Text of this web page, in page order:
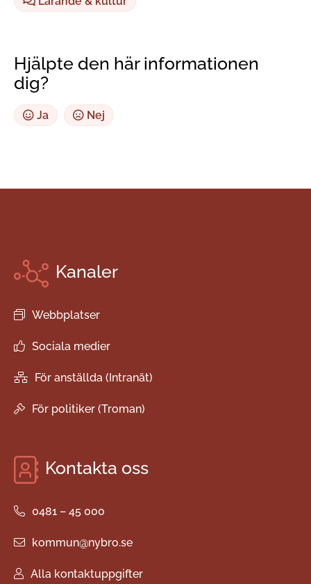
Hjälpte den här informationen
dig?
Ja Nej
Kanaler
Webbplatser
Sociala medier
För anställda (Intranät)
För politiker (Troman)
Kontakta oss
0481 – 45 000
kommun@nybro.se
Alla kontaktuppgifter